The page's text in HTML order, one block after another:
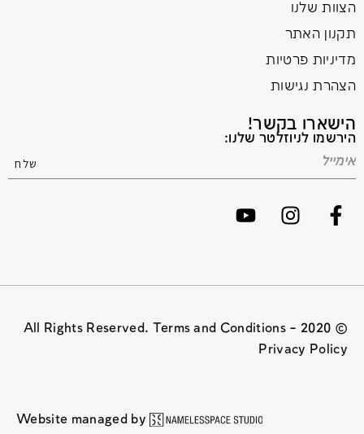
הצוות שלנו
תקנון האתר
מדיניות פרטיות
הצהרת נגישות
הישארו בקשר!
הירשמו לניוזלטר שלנו:
© 2020 All Rights Reserved. Terms and Conditions –
Privacy Policy
Website managed by